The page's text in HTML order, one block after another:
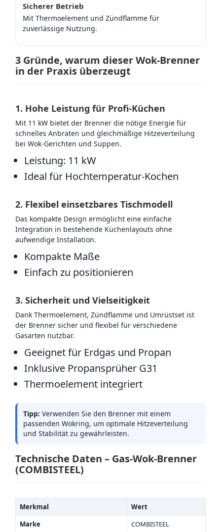
Sicherer Betrieb
Mit Thermoelement und Zündflamme für
zuverlässige Nutzung.
3 Gründe, warum dieser Wok-Brenner
in der Praxis überzeugt
1. Hohe Leistung für Profi-Küchen
Mit 11 kW bietet der Brenner die nötige Energie für
schnelles Anbraten und gleichmäßige Hitzeverteilung
bei Wok-Gerichten und Suppen.
Leistung: 11 kW
Ideal für Hochtemperatur-Kochen
2. Flexibel einsetzbares Tischmodell
Das kompakte Design ermöglicht eine einfache
Integration in bestehende Küchenlayouts ohne
aufwendige Installation.
Kompakte Maße
Einfach zu positionieren
3. Sicherheit und Vielseitigkeit
Dank Thermoelement, Zündflamme und Umrüstset ist
der Brenner sicher und flexibel für verschiedene
Gasarten nutzbar.
Geeignet für Erdgas und Propan
Inklusive Propansprüher G31
Thermoelement integriert
Tipp: Verwenden Sie den Brenner mit einem
passenden Wokring, um optimale Hitzeverteilung
und Stabilität zu gewährleisten.
Technische Daten – Gas-Wok-Brenner
(COMBISTEEL)
Merkmal
Wert
Marke
COMBISTEEL